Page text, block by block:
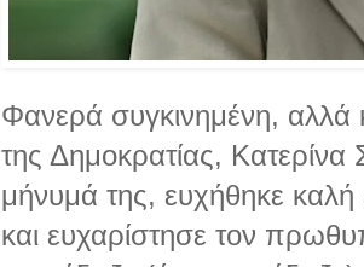
Φανερά συγκινημένη,
της Δημοκρατίας,
μήνυμά της, ευχήθηκε καλή
και ευχαρίστησε τον